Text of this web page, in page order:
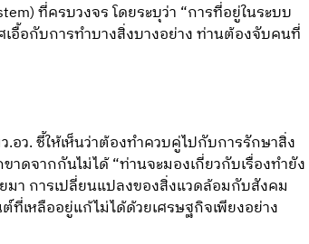
ที่ครบวงจร โดยระบุว่า “การที่อยู่ในระบบ
เอื้อกับการทำบางสิ่งบางอย่าง ท่านต้องจับคนที่
ว. ชี้ให้เห็นว่าต้องทำควบคู่ไปกับการรักษาสิ่ง
าดจากกันไม่ได้ “ท่านจะมองเกี่ยวกับเรื่องทำยัง
มา การเปลี่ยนแปลงของสิ่งแวดล้อมกับสังคม
ที่เหลืออยู่แก้ไม่ได้ด้วยเศรษฐกิจเพียงอย่าง